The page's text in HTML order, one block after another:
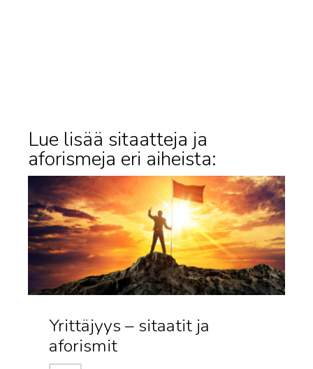
Lue lisää sitaatteja ja
aforismeja eri aiheista:
Yrittäjyys – sitaatit ja
aforismit